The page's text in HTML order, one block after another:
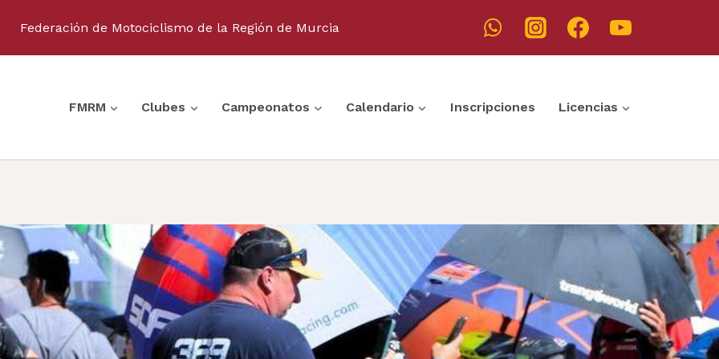
Federación de Motociclismo de la Región de Murcia
FMRM Clubes Campeonatos Calendario Inscripciones Licencias